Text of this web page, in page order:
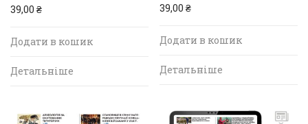
39,00 ₴
Додати в кошик
Детальніше
39,00 ₴
Додати в кошик
Детальніше